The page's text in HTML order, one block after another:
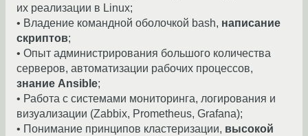
их реализации в Linux;
• Владение командной оболочкой bash, написание
скриптов;
• Опыт администрирования большого количества
серверов, автоматизации рабочих процессов,
знание Ansible;
• Работа с системами мониторинга, логирования и
визуализации (Zabbix, Prometheus, Grafana);
• Понимание принципов кластеризации, высокой